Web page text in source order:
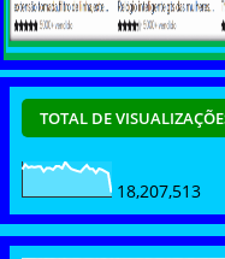
TOTAL DE
18,207,513